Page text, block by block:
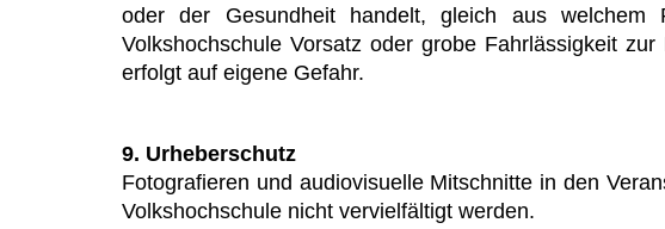
oder der Gesundheit handelt, gleich aus
Volkshochschule Vorsatz oder grobe Fahrlässigkeit
erfolgt auf eigene Gefahr.
9. Urheberschutz
Fotografieren und audiovisuelle Mitschnitte in den
Volkshochschule nicht vervielfältigt werden.